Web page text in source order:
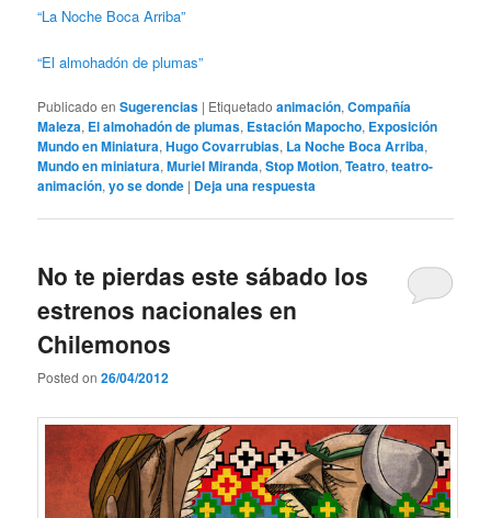
“La Noche Boca Arriba”
“El almohadón de plumas”
Publicado en Sugerencias | Etiquetado animación,Compañía
Maleza, El almohadón de plumas, Estación Mapocho, Exposición
Mundo en Miniatura,Hugo Covarrubias, La Noche Boca Arriba,
Mundo en miniatura,Muriel Miranda,Stop Motion,Teatro,teatro-
animación,yo se donde | Deja una respuesta
No te pierdas este sábado los
estrenos nacionales en
Chilemonos
Posted on26/04/2012